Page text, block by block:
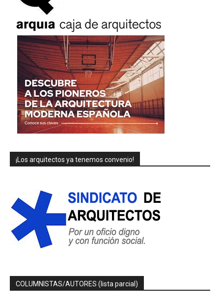
¡Los arquitectos ya tenemos convenio!
COLUMNISTAS/AUTORES (lista parcial)